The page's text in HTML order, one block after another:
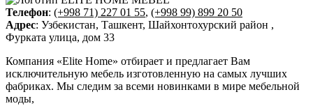
Телефон: (+998 71) 227 01 55, (+998 99) 899 20 50
Адрес: Узбекистан, Ташкент, Шайхонтохурский район ,
Фурката улица, дом 33
Компания «Elite Home» отбирает и предлагает Вам
исключительную мебель изготовленную на самых лучших
фабриках. Мы следим за всеми новинками в мире мебельной
моды,